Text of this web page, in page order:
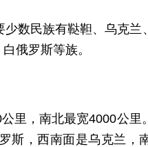
数民族有鞑靼、乌克
俄罗斯等族。
里，南北最宽4000公里
斯，西南面是乌克兰，